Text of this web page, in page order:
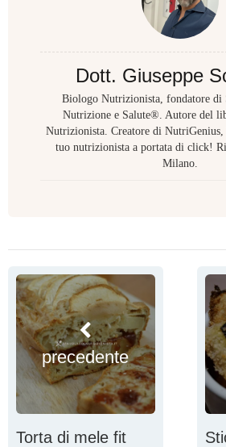
Dott. Giuseppe
Biologo Nutrizionista, fondatore
Nutrizione e Salute®. Autore del
Nutrizionista. Creatore di
tuo nutrizionista a portata di click!
Milano.
precedente
Torta di mele fit